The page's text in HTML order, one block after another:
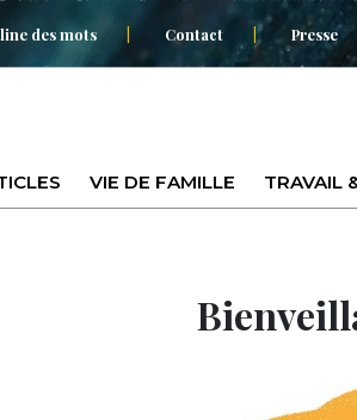
des mots Contact Presse
VIE DE FAMILLE TRAVAIL